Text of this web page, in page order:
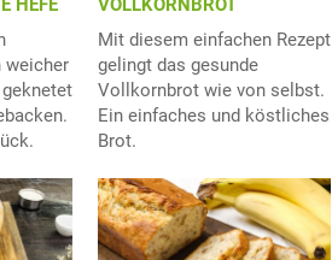
HEFE
weicher
VOLLKORNBROT
Mit diesem einfachen Rezept
gelingt das gesunde
Vollkornbrot wie von selbst.
Ein einfaches und köstliches
Brot.